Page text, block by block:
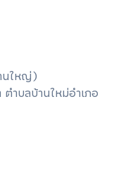
นใหญ่)
ำบลบ้านใหม่อำเภอ